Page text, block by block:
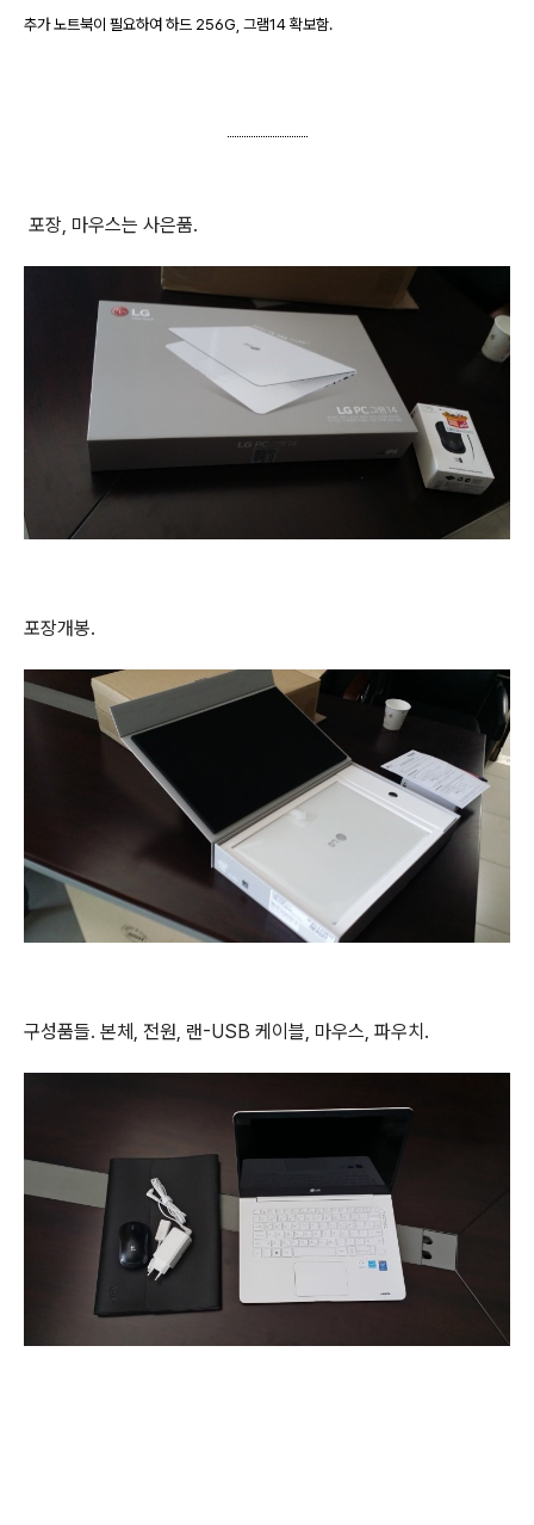
추가 노트북이 필요하여 하드 256G, 그램14 확보함.
포장, 마우스는 사은품.
포장개봉.
구성품들. 본체, 전원, 랜-USB 케이블, 마우스, 파우치.